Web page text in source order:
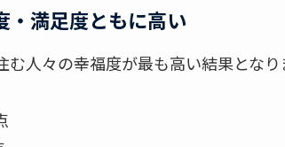
・満足度ともに高い
人々の幸福度が最も高い結果となり